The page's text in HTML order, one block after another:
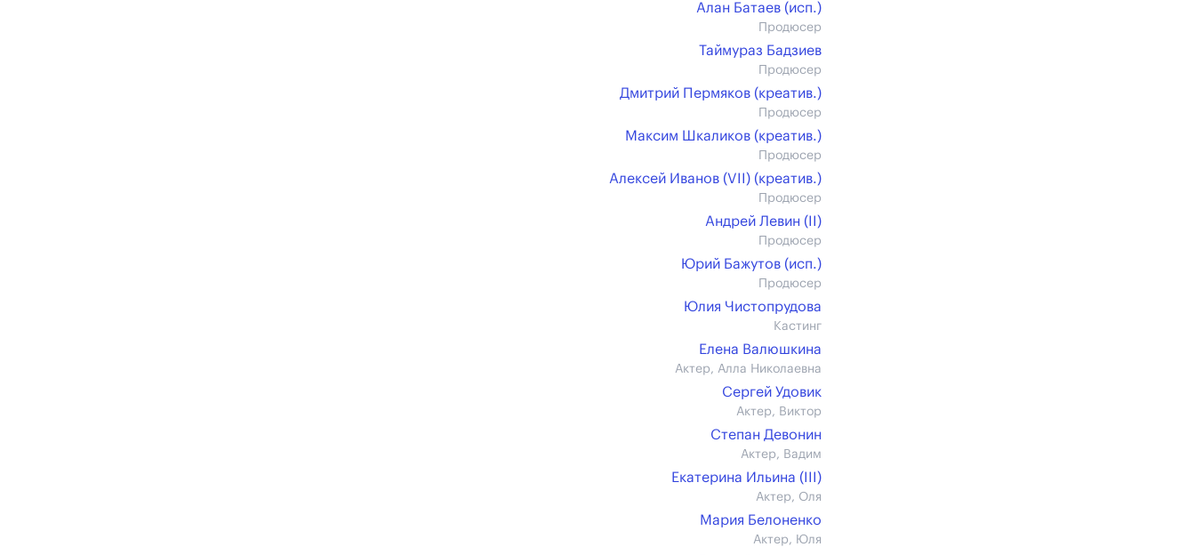
Алан Батаев (иcп.)
Продюсер
Таймураз Бадзиев
Продюсер
Дмитрий Пермяков (креатив.)
Продюсер
Максим Шкаликов (креатив.)
Продюсер
Алексей Иванов (VII) (креатив.)
Продюсер
Андрей Левин (II)
Продюсер
Юрий Бажутов (иcп.)
Продюсер
Юлия Чистопрудова
Кастинг
Елена Валюшкина
Актер, Алла Николаевна
Сергей Удовик
Актер, Виктор
Степан Девонин
Актер, Вадим
Екатерина Ильина (III)
Актер, Оля
Мария Белоненко
Актер, Юля